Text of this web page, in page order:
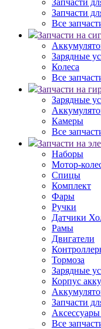
Запчасти
Запчасти
Все
Запчасти на
Зарядные
Колеса
Все
Запчасти на
Зарядные
Камеры
Все
Запчасти на
Наборы
Мотор-
Спицы
Комплект
Фары
Ручки
Датчики
Рамы
Двигатели
Тормоза
Зарядные
Корпус
Запчасти
Все